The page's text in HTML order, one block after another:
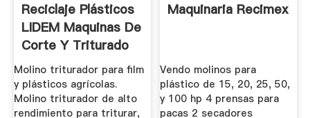
Reciclaje Plásticos
LIDEM Maquinas De
Corte Y Triturado
Molino triturador para film
y plásticos agrícolas.
Molino triturador de alto
rendimiento para triturar,
Maquinaria Recimex
Vendo molinos para
plástico de 15, 20, 25, 50,
y 100 hp 4 prensas para
pacas 2 secadores